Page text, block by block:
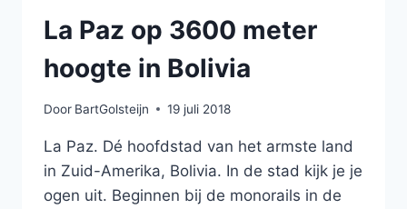
La Paz op 3600 meter
hoogte in Bolivia
Door BartGolsteijn 19 juli 2018
La Paz. Dé hoofdstad van het armste land
in Zuid-Amerika, Bolivia. In de stad kijk je je
ogen uit. Beginnen bij de monorails in de